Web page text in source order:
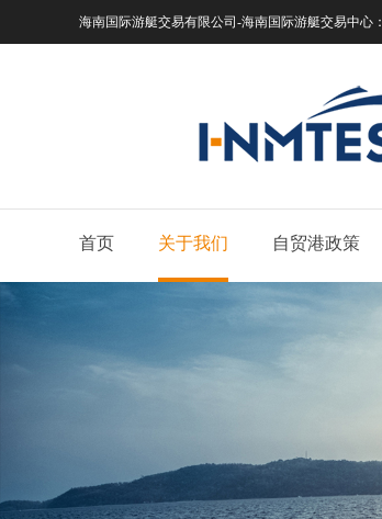
海南国际游艇交易有限公司-海南国际游艇交易中心：
首页 关于我们 自贸港政策